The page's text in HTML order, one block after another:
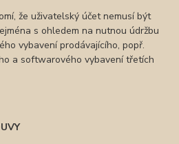
že uživatelský účet nemusí být
s ohledem na nutnou údržbu
vybavení prodávajícího, popř.
a softwarového vybavení třetích